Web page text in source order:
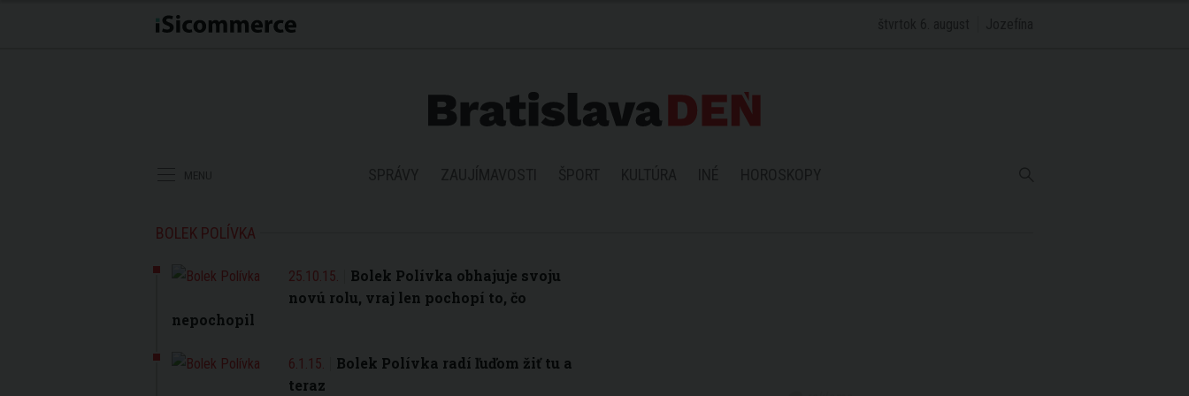
BOLEK POLÍVKA
25.10.15.
Bolek Polívka obhajuje svoju
novú rolu, vraj len pochopí to, čo
nepochopil
6.1.15.
Bolek Polívka radí ľuďom žiť tu a
teraz